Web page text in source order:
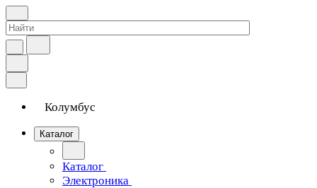
Колумбус
Каталог
Каталог
Электроника